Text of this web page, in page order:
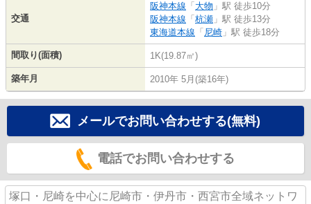
交通
阪神本線 「 大物 」駅 徒歩10分
阪神本線 「 杭瀬 」駅 徒歩13分
東海道本線 「 尼崎 」駅 徒歩18分
間取り(面積) 1K(19.87㎡)
築年月 2010年 5月(築16年)
メールでお問い合わせする(無料)
電話でお問い合わせする
塚口・尼崎を中心に尼崎市・伊丹市・西宮市全域ネットワ